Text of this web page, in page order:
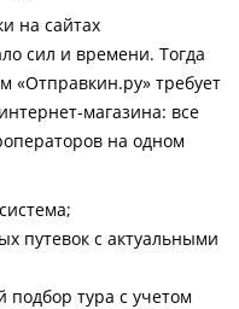
на сайтах
сил и времени. Тогда
«Отправкин.ру» требует
магазина: все
на одном
путевок с актуальными
тура с учетом